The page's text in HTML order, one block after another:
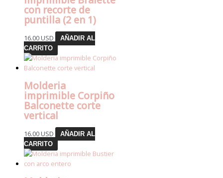
con recorte de
puntilla (2 en 1)
16.00 USD
AÑADIR AL
CARRITO
Molderia
imprimible Corpiño
Balconette corte
vertical
16.00 USD
AÑADIR AL
CARRITO